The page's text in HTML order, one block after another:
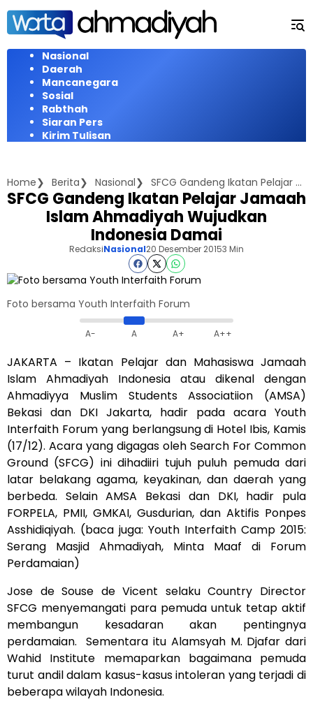
Langsung
konten
Nasional
Daerah
Mancanegara
Sosial
Rabthah
Siaran Pers
Kirim Tulisan
Home Berita Nasional SFCG Gandeng Ikatan Pelajar Jamaah Islam Ahmadiyah Wujudkan Indonesia Damai
SFCG Gandeng Ikatan Pelajar Jamaah
Islam Ahmadiyah Wujudkan
Indonesia Damai
RedaksiNasional20 Desember 20153 Min
Foto bersama Youth Interfaith Forum
A- A A+ A++
JAKARTA – Ikatan Pelajar dan Mahasiswa Jamaah
Islam Ahmadiyah Indonesia atau dikenal dengan
Ahmadiyya Muslim Students Associatiion (AMSA)
Bekasi dan DKI Jakarta, hadir pada acara Youth
Interfaith Forum yang berlangsung di Hotel Ibis, Kamis
(17/12). Acara yang digagas oleh Search For Common
Ground (SFCG) ini dihadiiri tujuh puluh pemuda dari
latar belakang agama, keyakinan, dan daerah yang
berbeda. Selain AMSA Bekasi dan DKI, hadir pula
FORPELA, PMII, GMKAI, Gusdurian, dan Aktifis Ponpes
Asshidiqiyah. (baca juga: Youth Interfaith Camp 2015:
Serang Masjid Ahmadiyah, Minta Maaf di Forum
Perdamaian)
Jose de Souse de Vicent selaku Country Director
SFCG menyemangati para pemuda untuk tetap aktif
membangun kesadaran akan pentingnya
perdamaian. Sementara itu Alamsyah M. Djafar dari
Wahid Institute memaparkan bagaimana pemuda
turut andil dalam kasus-kasus intoleran yang terjadi di
beberapa wilayah Indonesia.